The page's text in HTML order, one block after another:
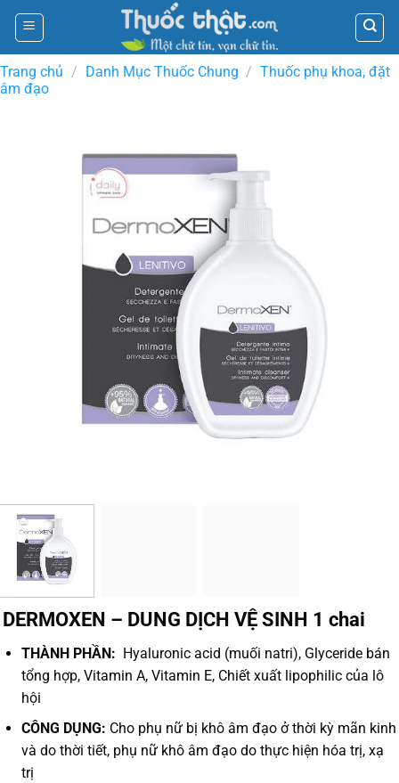
Skip
content
Trang chủ / Danh Mục Thuốc Chung / Thuốc phụ khoa, đặt
âm đạo
DERMOXEN – DUNG DỊCH VỆ SINH 1 chai
THÀNH PHẦN: Hyaluronic acid (muối natri), Glyceride bán
tổng hợp, Vitamin A, Vitamin E, Chiết xuất lipophilic của lô
hội
CÔNG DỤNG: Cho phụ nữ bị khô âm đạo ở thời kỳ mãn kinh
và do thời tiết, phụ nữ khô âm đạo do thực hiện hóa trị, xạ
trị